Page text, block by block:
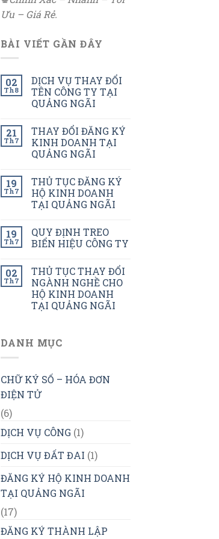
Ưu – Giá Rẻ.
BÀI VIẾT GẦN ĐÂY
02
Th8
DỊCH VỤ THAY ĐỔI
TÊN CÔNG TY TẠI
QUẢNG NGÃI
21
Th7
THAY ĐỔI ĐĂNG KÝ
KINH DOANH TẠI
QUẢNG NGÃI
19
Th7
THỦ TỤC ĐĂNG KÝ
HỘ KINH DOANH
TẠI QUẢNG NGÃI
19
Th7
QUY ĐỊNH TREO
BIỂN HIỆU CÔNG TY
02
Th7
THỦ TỤC THAY ĐỔI
NGÀNH NGHỀ CHO
HỘ KINH DOANH
TẠI QUẢNG NGÃI
DANH MỤC
CHỮ KÝ SỐ – HÓA ĐƠN
ĐIỆN TỬ
(6)
DỊCH VỤ CÔNG (1)
DỊCH VỤ ĐẤT ĐAI (1)
ĐĂNG KÝ HỘ KINH DOANH
TẠI QUẢNG NGÃI
(17)
ĐĂNG KÝ THÀNH LẬP